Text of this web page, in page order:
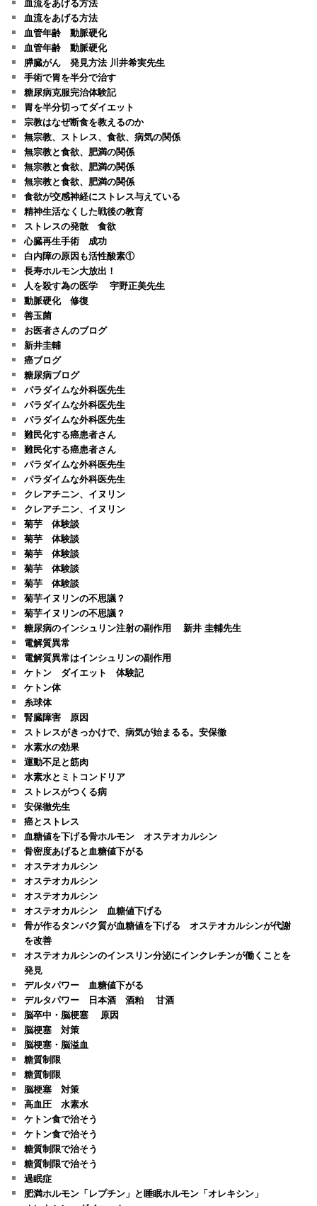
血流をあげる方法
血流をあげる方法
血管年齢 動脈硬化
血管年齢 動脈硬化
膵臓がん 発見方法 川井希実先生
手術で胃を半分で治す
糖尿病克服完治体験記
胃を半分切ってダイエット
宗教はなぜ断食を教えるのか
無宗教、ストレス、食欲、病気の関係
無宗教と食欲、肥満の関係
無宗教と食欲、肥満の関係
無宗教と食欲、肥満の関係
食欲が交感神経にストレス与えている
精神生活なくした戦後の教育
ストレスの発散 食欲
心臓再生手術 成功
白内障の原因も活性酸素①
長寿ホルモン大放出！
人を殺す為の医学 宇野正美先生
動脈硬化 修復
善玉菌
お医者さんのブログ
新井圭輔
癌ブログ
糖尿病ブログ
パラダイムな外科医先生
パラダイムな外科医先生
パラダイムな外科医先生
難民化する癌患者さん
難民化する癌患者さん
パラダイムな外科医先生
パラダイムな外科医先生
クレアチニン、イヌリン
クレアチニン、イヌリン
菊芋 体験談
菊芋 体験談
菊芋 体験談
菊芋 体験談
菊芋 体験談
菊芋イヌリンの不思議？
菊芋イヌリンの不思議？
糖尿病のインシュリン注射の副作用 新井 圭輔先生
電解質異常
電解質異常はインシュリンの副作用
ケトン ダイエット 体験記
ケトン体
糸球体
腎臓障害 原因
ストレスがきっかけで、病気が始まるる。安保徹
水素水の効果
運動不足と筋肉
水素水とミトコンドリア
ストレスがつくる病
安保徹先生
癌とストレス
血糖値を下げる骨ホルモン オステオカルシン
骨密度あげると血糖値下がる
オステオカルシン
オステオカルシン
オステオカルシン
オステオカルシン 血糖値下げる
骨が作るタンパク質が血糖値を下げる オステオカルシンが代謝
を改善
オステオカルシンのインスリン分泌にインクレチンが働くことを
発見
デルタパワー 血糖値下がる
デルタパワー 日本酒 酒粕 甘酒
脳卒中・脳梗塞 原因
脳梗塞 対策
脳梗塞・脳溢血
糖質制限
糖質制限
脳梗塞 対策
高血圧 水素水
ケトン食で治そう
ケトン食で治そう
糖質制限で治そう
糖質制限で治そう
過眠症
肥満ホルモン「レプチン」と睡眠ホルモン「オレキシン」